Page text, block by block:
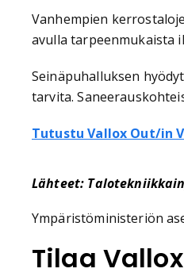
Vanhempien
avulla tarpeenmukaista
Seinäpuhalluksen
tarvita.
Tutustu Vallox Out/in
Lähteet:
Ympäristöministeriön
Tilaa